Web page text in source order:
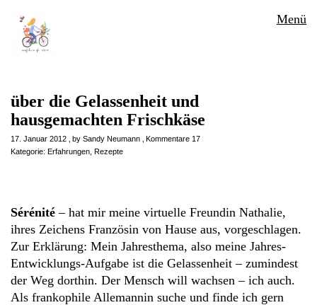
Menü
über die Gelassenheit und
hausgemachten Frischkäse
17. Januar 2012 by Sandy Neumann
Kommentare 17
Kategorie: Erfahrungen Rezepte
Sérénité – hat mir meine virtuelle Freundin Nathalie,
ihres Zeichens Französin von Hause aus, vorgeschlagen.
Zur Erklärung: Mein Jahresthema, also meine Jahres-
Entwicklungs-Aufgabe ist die Gelassenheit – zumindest
der Weg dorthin. Der Mensch will wachsen – ich auch.
Als frankophile Allemannin suche und finde ich gern